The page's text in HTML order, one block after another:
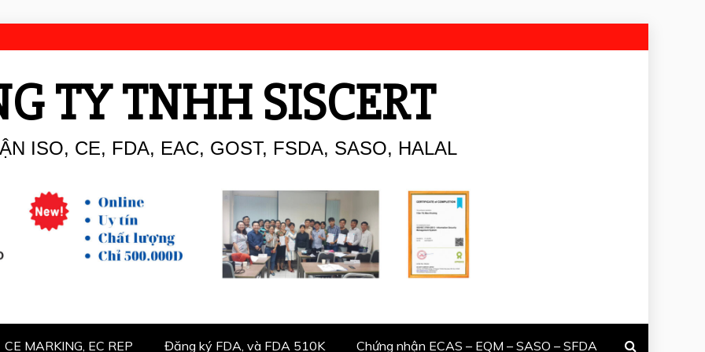
TY TNHH SISCERT
ISO, CE, FDA, EAC, GOST, FSDA, SASO, HALAL
CE MARKING, EC REP Đăng ký FDA, và FDA 510K Chứng nhận ECAS – EQM – SASO – SFDA